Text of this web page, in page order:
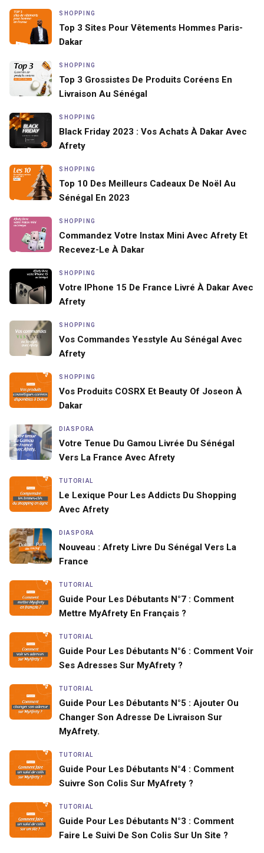
SHOPPING
Top 3 Sites Pour Vêtements Hommes Paris-
Dakar
SHOPPING
Top 3 Grossistes De Produits Coréens En
Livraison Au Sénégal
SHOPPING
Black Friday 2023 : Vos Achats À Dakar Avec
Afrety
SHOPPING
Top 10 Des Meilleurs Cadeaux De Noël Au
Sénégal En 2023
SHOPPING
Commandez Votre Instax Mini Avec Afrety Et
Recevez-Le À Dakar
SHOPPING
Votre IPhone 15 De France Livré À Dakar Avec
Afrety
SHOPPING
Vos Commandes Yesstyle Au Sénégal Avec
Afrety
SHOPPING
Vos Produits COSRX Et Beauty Of Joseon À
Dakar
DIASPORA
Votre Tenue Du Gamou Livrée Du Sénégal
Vers La France Avec Afrety
TUTORIAL
Le Lexique Pour Les Addicts Du Shopping
Avec Afrety
DIASPORA
Nouveau : Afrety Livre Du Sénégal Vers La
France
TUTORIAL
Guide Pour Les Débutants N°7 : Comment
Mettre MyAfrety En Français ?
TUTORIAL
Guide Pour Les Débutants N°6 : Comment Voir
Ses Adresses Sur MyAfrety ?
TUTORIAL
Guide Pour Les Débutants N°5 : Ajouter Ou
Changer Son Adresse De Livraison Sur
MyAfrety.
TUTORIAL
Guide Pour Les Débutants N°4 : Comment
Suivre Son Colis Sur MyAfrety ?
TUTORIAL
Guide Pour Les Débutants N°3 : Comment
Faire Le Suivi De Son Colis Sur Un Site ?